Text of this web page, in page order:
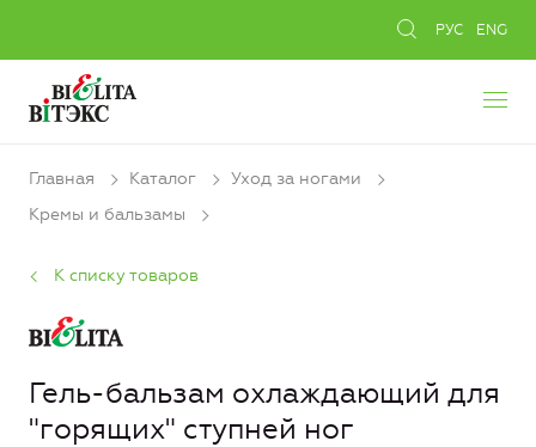
РУС ENG
Главная Каталог
Уход за ногами
Кремы и бальзамы
К списку товаров
Гель-бальзам охлаждающий для
"горящих" ступней ног